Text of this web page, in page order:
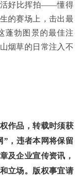
活好比挥拍——懂得
的赛场上，击出最
蓬勃图景的最佳注
烟草的日常注入不
作品，转载时须获
”，违者本网将保留
及企业宣传资讯，
立场。版权事宜请